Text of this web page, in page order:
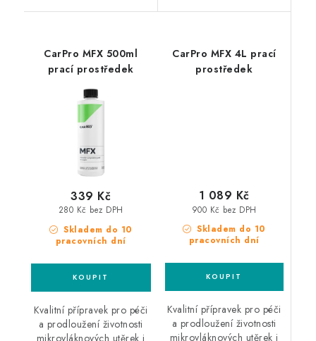
CarPro MFX 500ml
prací prostředek
Skladem do 10
pracovních dní
280 Kč bez DPH
339 Kč
Kvalitní přípravek pro péči
a prodloužení životnosti
CarPro MFX 4L prací
prostředek
Skladem do 10
pracovních dní
900 Kč bez DPH
1 089 Kč
Kvalitní přípravek pro péči
a prodloužení životnosti
mikrovláknových utěrek i